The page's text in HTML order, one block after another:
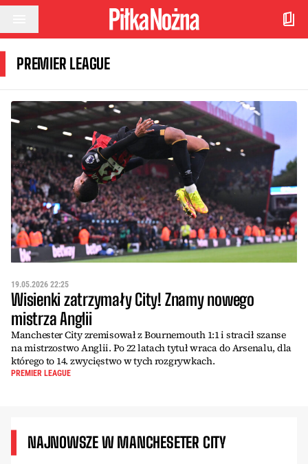
Przejdź do treści
PREMIER LEAGUE
19.05.2026 22:25
Wisienki zatrzymały City! Znamy nowego
mistrza Anglii
Manchester City zremisował z Bournemouth 1:1 i stracił szanse
na mistrzostwo Anglii. Po 22 latach tytuł wraca do Arsenalu, dla
którego to 14. zwycięstwo w tych rozgrywkach.
PREMIER LEAGUE
NAJNOWSZE W MANCHESETER CITY